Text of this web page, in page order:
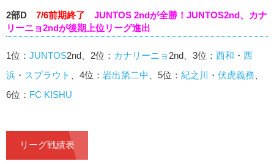
2部D 7/6前期終了 JUNTOS 2ndが全勝！JUNTOS2nd、カナ
リーニョ2ndが後期上位リーグ進出
1位： JUNTOS2nd、2位： カナリーニョ2nd、3位： 西和 ・ 西
浜 ・ スプラウト 、4位： 岩出第二中 、5位： 紀之川 ・ 伏虎義務、
6位： FC KISHU
リーグ戦績表